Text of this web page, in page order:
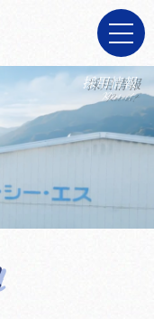
採用情報
Recruit